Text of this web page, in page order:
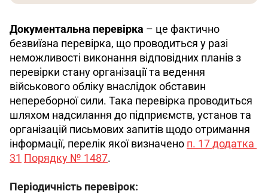
Документальна перевірка – це фактично
безвиїзна перевірка, що проводиться у разі
неможливості виконання відповідних планів з
перевірки стану організації та ведення
військового обліку внаслідок обставин
непереборної сили. Така перевірка проводиться
шляхом надсилання до підприємств, установ та
організацій письмових запитів щодо отримання
інформації, перелік якої визначено п. 17 додатка
31 Порядку № 1487.
Періодичність перевірок: